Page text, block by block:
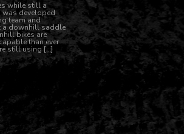
while still a
was developed
team and
a downhill saddle
bikes are
than ever
still using […]